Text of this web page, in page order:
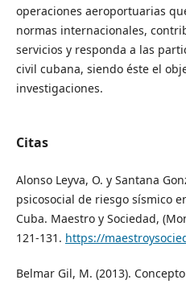
operaciones aeroportuarias
normas internacionales,
servicios y responda a las
civil cubana, siendo éste el
investigaciones.
Citas
Alonso Leyva, O. y Santana
psicosocial de riesgo sísmico
Cuba. Maestro y Sociedad,
121-131. https://
Belmar Gil, M. (2013).